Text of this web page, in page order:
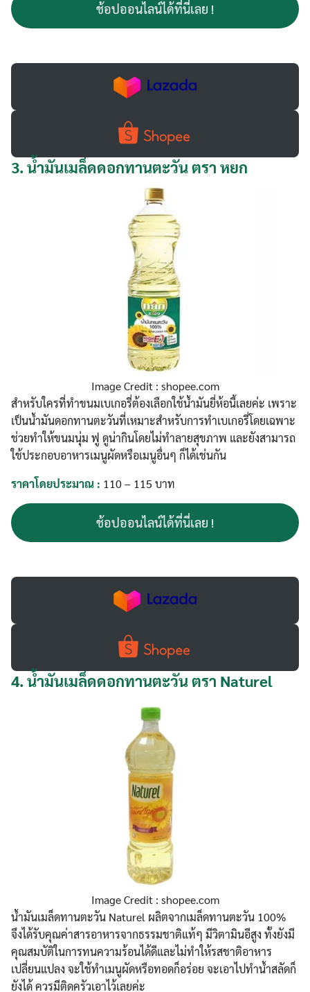
ช้อปออนไลน์ได้ที่นี่เลย !
3. น้ำมันเมล็ดดอกทานตะวัน ตรา หยก
Image Credit : shopee.com
สำหรับใครที่ทำขนมเบเกอรี่ต้องเลือกใช้น้ำมันยี่ห้อนี้เลยค่ะ เพราะ
เป็นน้ำมันดอกทานตะวันที่เหมาะสำหรับการทำเบเกอรี่โดยเฉพาะ
ช่วยทำให้ขนมนุ่ม ฟู ดูน่ากินโดยไม่ทำลายสุขภาพ และยังสามารถ
ใช้ประกอบอาหารเมนูผัดหรือเมนูอื่นๆ ก็ได้เช่นกัน
ราคาโดยประมาณ : 110 – 115 บาท
ช้อปออนไลน์ได้ที่นี่เลย !
4. น้ำมันเมล็ดดอกทานตะวัน ตรา Naturel
Image Credit : shopee.com
น้ำมันเมล็ดทานตะวัน Naturel ผลิตจากเมล็ดทานตะวัน 100%
จึงได้รับคุณค่าสารอาหารจากธรรมชาติแท้ๆ มีวิตามินอีสูง ทั้งยังมี
คุณสมบัติในการทนความร้อนได้ดีและไม่ทำให้รสชาติอาหาร
เปลี่ยนแปลง จะใช้ทำเมนูผัดหรือทอดก็อร่อย จะเอาไปทำน้ำสลัดก็
ยังได้ ควรมีติดครัวเอาไว้เลยค่ะ